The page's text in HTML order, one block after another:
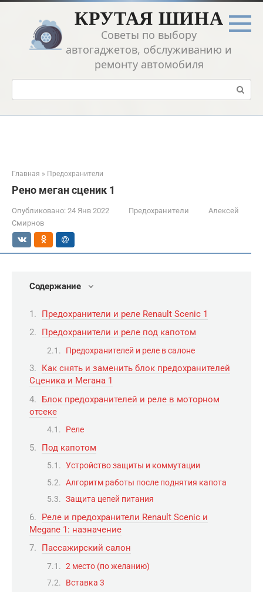
Перейти
контенту
КРУТАЯ ШИНА
Советы по выбору
автогаджетов, обслуживанию и
ремонту автомобиля
Поиск:
Главная » Предохранители
Рено меган сценик 1
Опубликовано: 24 Янв 2022 Предохранители
Алексей
Смирнов
Содержание
Предохранители и реле Renault Scenic 1
Предохранители и реле под капотом
Предохранителей и реле в салоне
Как снять и заменить блок предохранителей
Сценика и Мегана 1
Блок предохранителей и реле в моторном
отсеке
Реле
Под капотом
Устройство защиты и коммутации
Алгоритм работы после поднятия капота
Защита цепей питания
Реле и предохранители Renault Scenic и
Megane 1: назначение
Пассажирский салон
2 место (по желанию)
Вставка 3